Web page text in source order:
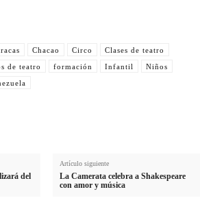
Chacao Circo
Clases de teatro
de teatro formación Infantil
Niños
del
Artículo siguiente
La Camerata celebra a Shakespeare
con amor y música